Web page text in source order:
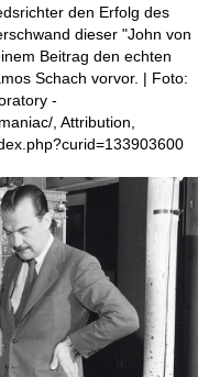
den Erfolg des
dieser "John von
Beitrag den echten
Schach vorvor. | Foto:
-
, Attribution,